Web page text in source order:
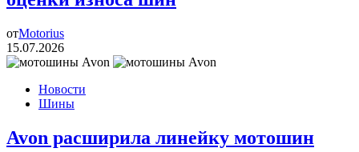
отMotorius
15.07.2026
Новости
Шины
Avon расширила линейку мотошин